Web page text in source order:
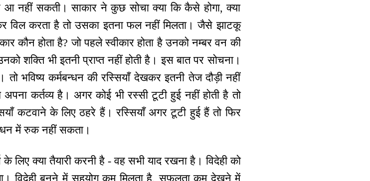
आ नहीं सकती। साकार ने कुछ सोचा क्या कि कैसे होगा, क्या
विल करता है तो उसका इतना फल नहीं मिलता। जैसे झाटकू
कौन होता है? जो पहले स्वीकार होता है उनको नम्बर वन की
शक्ति भी इतनी प्राप्त नहीं होती है। इस बात पर सोचना।
तो भविष्य कर्मबन्धन की रस्सियाँ देखकर इतनी तेज दौड़ी नहीं
कर्तव्य है। अगर कोई भी रस्सी टूटी हुई नहीं होती है तो
कटवाने के लिए ठहरे हैं। रस्सियाँ अगर टूटी हुई हैं तो फिर
में रुक नहीं सकता।
क्या तैयारी करनी है - वह सभी याद रखना है। विदेही को
विदेही बनने में सहयोग कम मिलता है, सफलता कम देखने में